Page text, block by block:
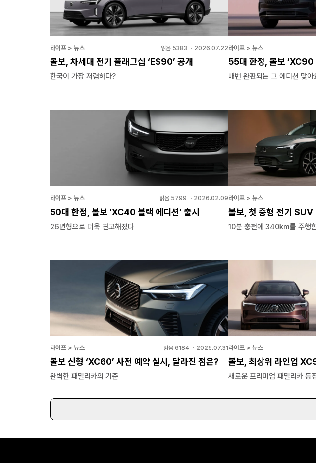
라이프 > 뉴스 읽음 5383 ・ 2026.07.22
볼보, 차세대 전기 플래그십 ‘ES90’ 공개
한국이 가장 저렴하다?
라이프 > 뉴스
55대 한정, 볼보 ‘XC90
매번 완판되는 그 에디션 맞아
라이프 > 뉴스 읽음 5799 ・ 2026.02.09
50대 한정, 볼보 ‘XC40 블랙 에디션’ 출시
26년형으로 더욱 견고해졌다
라이프 > 뉴스
볼보, 첫 중형 전기 SUV
10분 충전에 340㎞를 주행
라이프 > 뉴스 읽음 6184・ 2025.07.31
볼보 신형 ‘XC60’ 사전 예약 실시, 달라진 점은?
완벽한 패밀리카의 기준
라이프 > 뉴스
볼보, 최상위 라인업
새로운 프리미엄 패밀리카 등